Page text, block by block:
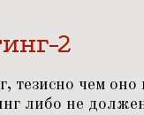
2
чем оно
либо не